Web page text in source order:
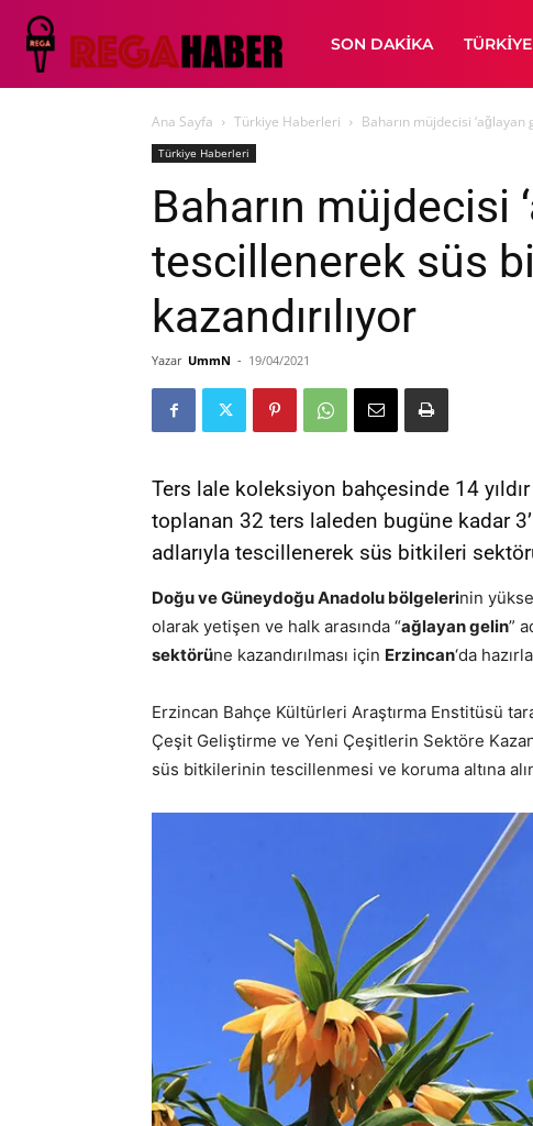
SON DAKIKA TÜRKIYE
Ana Sayfa Türkiye Haberleri Baharın müjdecisi
Türkiye Haberleri
Baharın müjdecisi
tescillenerek süs
kazandırılıyor
Yazar UmmN - 19/04/2021
Ters lale koleksiyon bahçesinde 14
toplanan 32 ters laleden bugüne kadar
adlarıyla tescillenerek süs bitkileri
Doğu ve Güneydoğu Anadolu bölgelerinin
olarak yetişen ve halk arasında “ağlayan gelin”
sektörüne kazandırılması için Erzincan‘da
Erzincan Bahçe Kültürleri Araştırma Enstitüsü
Çeşit Geliştirme ve Yeni Çeşitlerin Sektöre
süs bitkilerinin tescillenmesi ve koruma altına